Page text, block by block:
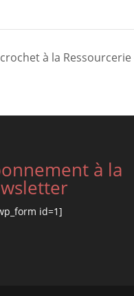
à la Ressourcerie
à la
id=1]